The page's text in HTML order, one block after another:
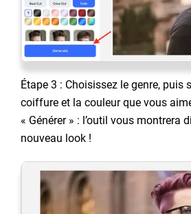
Étape 3 : Choisissez le genre, puis
coiffure et la couleur que vous
« Générer » : l’outil vous montrera
nouveau look !